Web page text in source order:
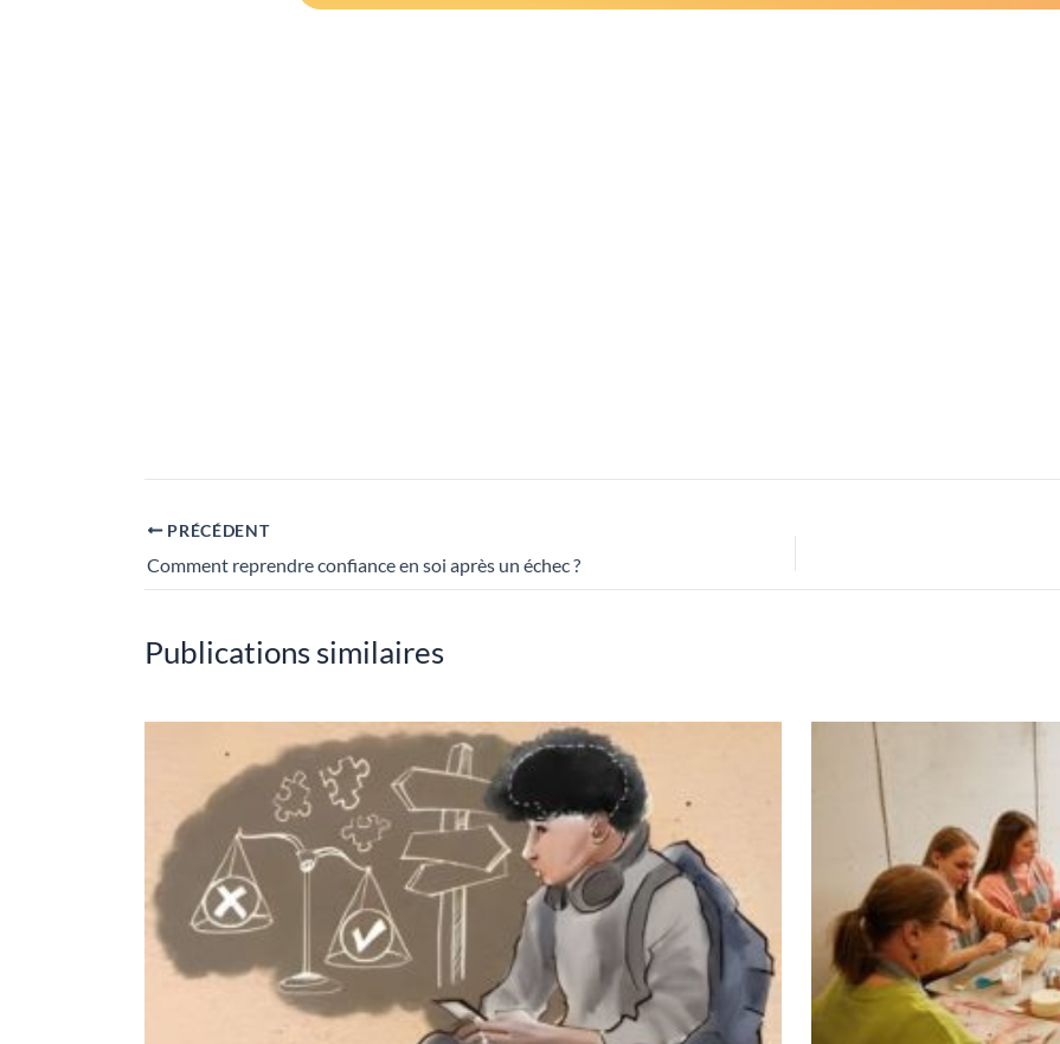
PRÉCÉDENT
Comment reprendre confiance en soi après un échec ?
Publications similaires